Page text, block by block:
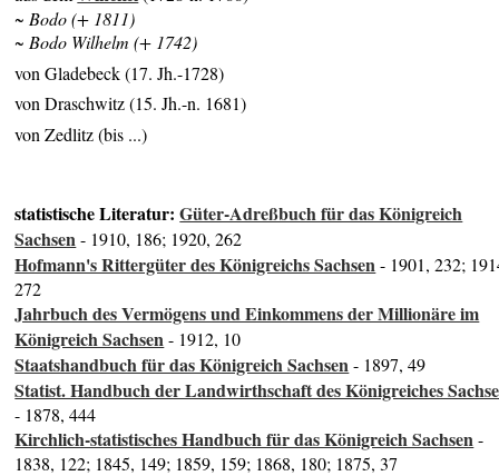
~ Bodo (+ 1811)
~ Bodo Wilhelm (+ 1742)
von Gladebeck (17. Jh.-1728)
von Draschwitz (15. Jh.-n. 1681)
von Zedlitz (bis ...)
statistische Literatur:Güter-Adreßbuch für das Königreich
Sachsen- 1910, 186; 1920, 262
Hofmann's Rittergüter des Königreichs Sachsen- 1901, 232;
272
Jahrbuch des Vermögens und Einkommens der Millionäre im
Königreich Sachsen- 1912, 10
Staatshandbuch für das Königreich Sachsen- 1897, 49
Statist. Handbuch der Landwirthschaft des Königreiches
- 1878, 444
Kirchlich-statistisches Handbuch für das Königreich Sachsen-
1838, 122; 1845, 149; 1859, 159; 1868, 180; 1875, 37